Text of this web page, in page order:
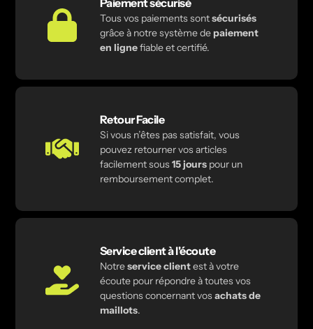
Paiement sécurisé
Tous vos paiements sontsécurisés
grâce à notre système depaiement
en lignefiable et certifié.
Retour Facile
Si vous n’êtes pas satisfait, vous
pouvez retourner vos articles
facilement sous15 jourspour un
remboursement complet.
Service client à l'écoute
Notreservice clientest à votre
écoute pour répondre à toutes vos
questions concernant vosachats de
maillots.